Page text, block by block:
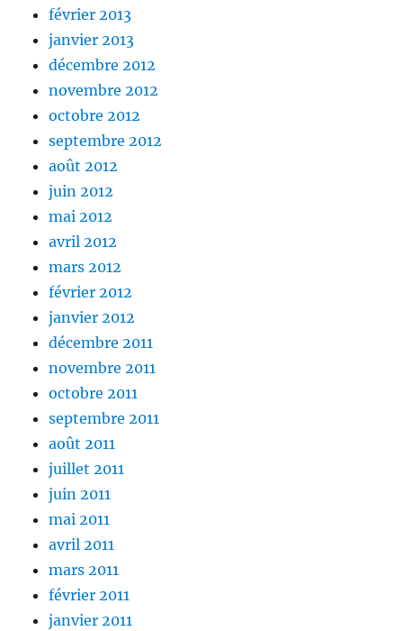
février 2013
janvier 2013
décembre 2012
novembre 2012
octobre 2012
septembre 2012
août 2012
juin 2012
mai 2012
avril 2012
mars 2012
février 2012
janvier 2012
décembre 2011
novembre 2011
octobre 2011
septembre 2011
août 2011
juillet 2011
juin 2011
mai 2011
avril 2011
mars 2011
février 2011
janvier 2011